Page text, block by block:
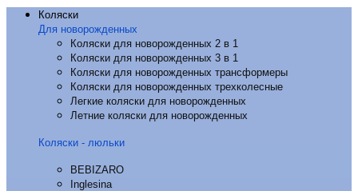
Коляски
Для новорожденных
Коляски для новорожденных 2 в 1
Коляски для новорожденных 3 в 1
Коляски для новорожденных трансформеры
Коляски для новорожденных трехколесные
Легкие коляски для новорожденных
Летние коляски для новорожденных
Коляски - люльки
BEBIZARO
Inglesina